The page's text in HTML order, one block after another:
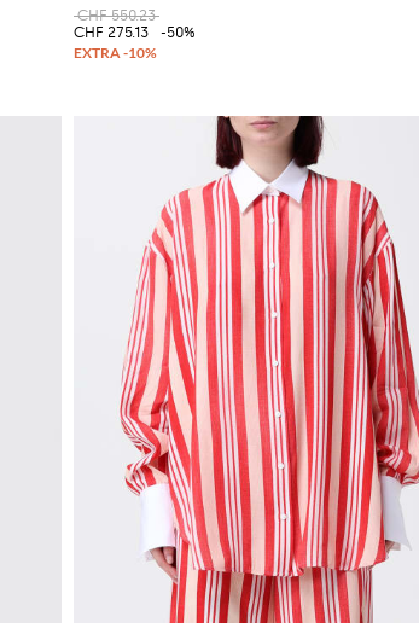
CHF 550.23
CHF 275.13
-50%